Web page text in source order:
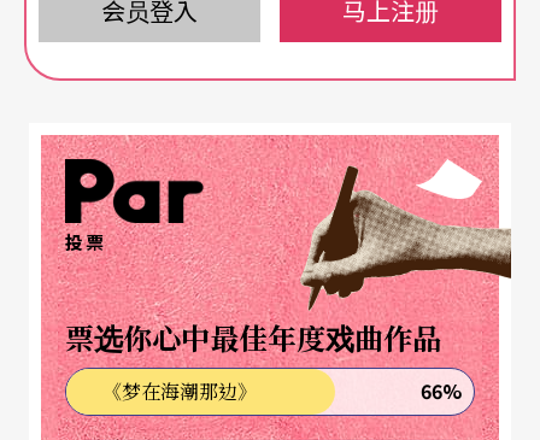
今年的「波茨坦舞蹈日」很「台湾」，曾担任云门
舞集身体指导的王蔷媚受邀在舞蹈节期间主持太极
坊，旅德台湾舞者孙尚绮与台新艺术奖评审团特别
奖得主苏文琪也受邀同场演出，台湾独立舞蹈工作
者的努力，持续受到国际瞩目。
大师经典之作开幕
法国编舞家玛姬．玛汉（Marguy Marin）一九八一
年的经典作品May B，曾在台湾演出造成轰动，这
会员登入 马上注册
投票
票选你心中最佳年度戏曲作品
《梦在海潮那边》 66%